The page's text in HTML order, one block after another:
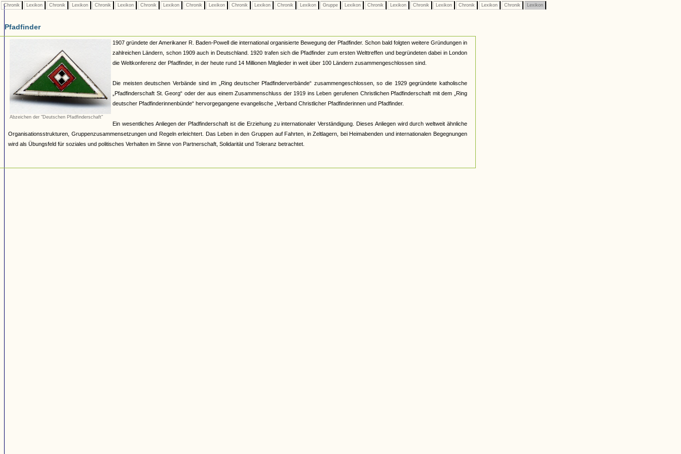
Chronik Lexikon Chronik Lexikon Chronik Lexikon Chronik Lexikon Chronik Lexikon Chronik Lexikon Chronik Lexikon Gruppe Lexikon Chronik Lexikon Chronik Lexikon Chronik Lexikon Chronik Lexikon
Pfadfinder
Abzeichen der "Deutschen Pfadfinderschaft"
1907 gründete der Amerikaner R. Baden-Powell die international organisierte Bewegung der Pfadfinder. Schon bald folgten weitere Gründungen in
zahlreichen Ländern, schon 1909 auch in Deutschland. 1920 trafen sich die Pfadfinder zum ersten Welttreffen und begründeten dabei in London
die Weltkonferenz der Pfadfinder, in der heute rund 14 Millionen Mitglieder in weit über 100 Ländern zusammengeschlossen sind.
Die meisten deutschen Verbände sind im „Ring deutscher Pfadfinderverbände“ zusammengeschlossen, so die 1929 gegründete katholische
„Pfadfinderschaft St. Georg“ oder der aus einem Zusammenschluss der 1919 ins Leben gerufenen Christlichen Pfadfinderschaft mit dem „Ring
deutscher Pfadfinderinnenbünde“ hervorgegangene evangelische „Verband Christlicher Pfadfinderinnen und Pfadfinder.
Ein wesentliches Anliegen der Pfadfinderschaft ist die Erziehung zu internationaler Verständigung. Dieses Anliegen wird durch weltweit ähnliche
Organisationsstrukturen, Gruppenzusammensetzungen und Regeln erleichtert. Das Leben in den Gruppen auf Fahrten, in Zeltlagern, bei Heimabenden und internationalen Begegnungen
wird als Übungsfeld für soziales und politisches Verhalten im Sinne von Partnerschaft, Solidarität und Toleranz betrachtet.